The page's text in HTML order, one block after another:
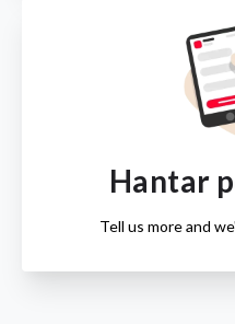
Hantar
Tell us more and